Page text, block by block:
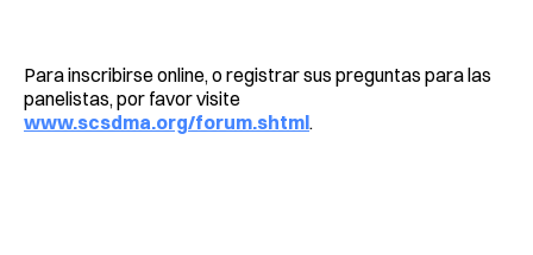
Para inscribirse online, o registrar sus preguntas para las
panelistas, por favor visite
www.scsdma.org/forum.shtml.